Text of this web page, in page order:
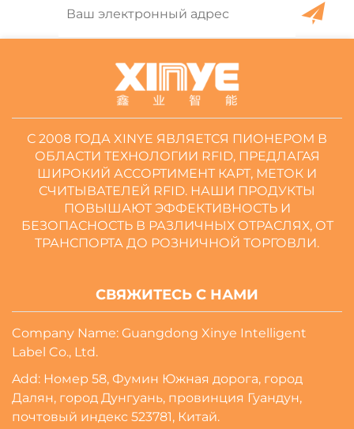
С 2008 ГОДА XINYE ЯВЛЯЕТСЯ ПИОНЕРОМ В
ОБЛАСТИ ТЕХНОЛОГИИ RFID, ПРЕДЛАГАЯ
ШИРОКИЙ АССОРТИМЕНТ КАРТ, МЕТОК И
СЧИТЫВАТЕЛЕЙ RFID. НАШИ ПРОДУКТЫ
ПОВЫШАЮТ ЭФФЕКТИВНОСТЬ И
БЕЗОПАСНОСТЬ В РАЗЛИЧНЫХ ОТРАСЛЯХ, ОТ
ТРАНСПОРТА ДО РОЗНИЧНОЙ ТОРГОВЛИ.
СВЯЖИТЕСЬ С НАМИ
Company Name: Guangdong Xinye Intelligent
Label Co., Ltd.
Add: Номер 58, Фумин Южная дорога, город
Далян, город Дунгуань, провинция Гуандун,
почтовый индекс 523781, Китай.